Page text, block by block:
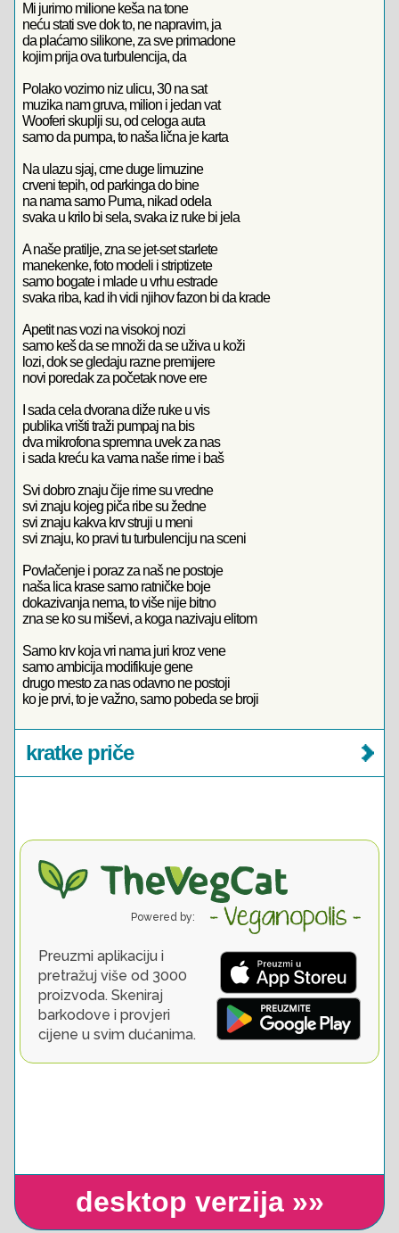
Mi jurimo milione keša na tone
neću stati sve dok to, ne napravim, ja
da plaćamo silikone, za sve primadone
kojim prija ova turbulencija, da
Polako vozimo niz ulicu, 30 na sat
muzika nam gruva, milion i jedan vat
Wooferi skuplji su, od celoga auta
samo da pumpa, to naša lična je karta
Na ulazu sjaj, crne duge limuzine
crveni tepih, od parkinga do bine
na nama samo Puma, nikad odela
svaka u krilo bi sela, svaka iz ruke bi jela
A naše pratilje, zna se jet-set starlete
manekenke, foto modeli i striptizete
samo bogate i mlade u vrhu estrade
svaka riba, kad ih vidi njihov fazon bi da krade
Apetit nas vozi na visokoj nozi
samo keš da se množi da se uživa u koži
lozi, dok se gledaju razne premijere
novi poredak za početak nove ere
I sada cela dvorana diže ruke u vis
publika vrišti traži pumpaj na bis
dva mikrofona spremna uvek za nas
i sada kreću ka vama naše rime i baš
Svi dobro znaju čije rime su vredne
svi znaju kojeg piča ribe su žedne
svi znaju kakva krv struji u meni
svi znaju, ko pravi tu turbulenciju na sceni
Povlačenje i poraz za naš ne postoje
naša lica krase samo ratničke boje
dokazivanja nema, to više nije bitno
zna se ko su miševi, a koga nazivaju elitom
Samo krv koja vri nama juri kroz vene
samo ambicija modifikuje gene
drugo mesto za nas odavno ne postoji
ko je prvi, to je važno, samo pobeda se broji
kratke priče
desktop verzija »»